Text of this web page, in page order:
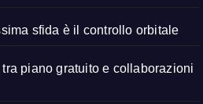
sfida è il controllo orbitale
tra piano gratuito e collaborazioni